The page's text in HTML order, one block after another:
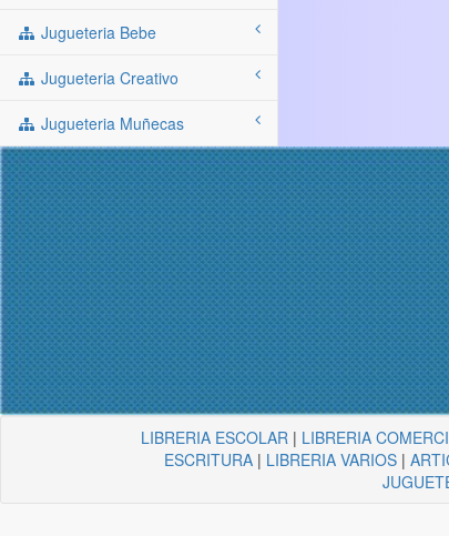
Jugueteria Bebe
Jugueteria Creativo
Jugueteria Muñecas
LIBRERIA ESCOLAR | LIBRERIA
ESCRITURA| LIBRERIA VARIOS|